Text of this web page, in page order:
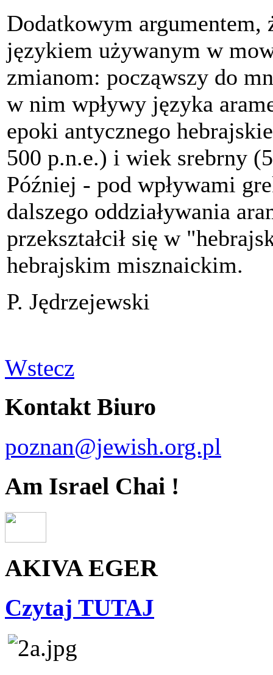
Dodatkowym
językiem używanym w
zmianom: począwszy do
w nim wpływy języka
epoki antycznego
500 p.n.e.) i wiek srebrny
Później - pod wpływami
dalszego oddziaływania
przekształcił się w
hebrajskim misznaickim.
P. Jędrzejewski
Wstecz
Kontakt Biuro
poznan@jewish.org.pl
Am Israel Chai !
AKIVA EGER
Czytaj TUTAJ